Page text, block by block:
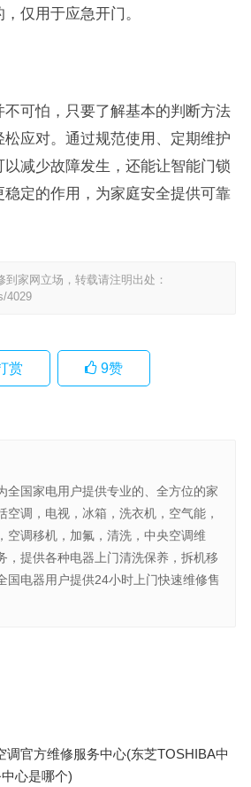
仅用于应急开门。
可怕，只要了解基本的判断方法
应对。通过规范使用、定期维护
减少故障发生，还能让智能门锁
定的作用，为家庭安全提供可靠
家网立场，转载请注明出处：
4029
赏 9赞
全国家电用户提供专业的、全方位的家
空调，电视，冰箱，洗衣机，空气能，
空调移机，加氟，清洗，中央空调维
，提供各种电器上门清洗保养，拆机移
国电器用户提供24小时上门快速维修售
调官方维修服务中心(东芝TOSHIBA中
心是哪个)